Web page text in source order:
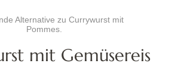
mit Gemüsereis
2 Zwiebeln Knoblauch Öl